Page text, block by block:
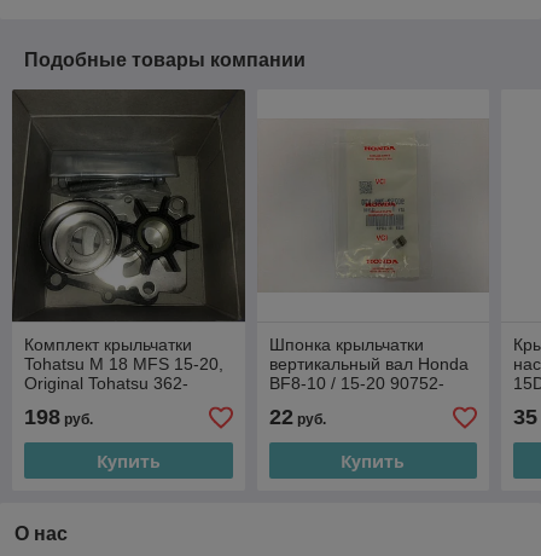
Подобные товары компании
Комплект крыльчатки
Tohatsu M 18 MFS 15-20,
Original Tohatsu 362-
198 руб.
Купить
Шпонка крыльчатки
вертикальный вал Honda
BF8-10 / 15-20 90752-
22руб.
Купить
35
О нас